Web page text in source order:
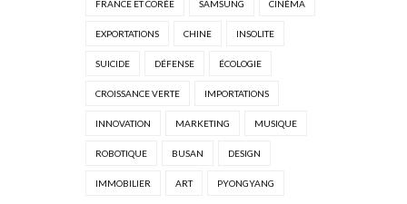
FRANCE ET CORÉE SAMSUNG CINÉMA
EXPORTATIONS CHINE INSOLITE
SUICIDE DÉFENSE ÉCOLOGIE
CROISSANCE VERTE IMPORTATIONS
INNOVATION MARKETING MUSIQUE
ROBOTIQUE BUSAN DESIGN
IMMOBILIER ART PYONGYANG